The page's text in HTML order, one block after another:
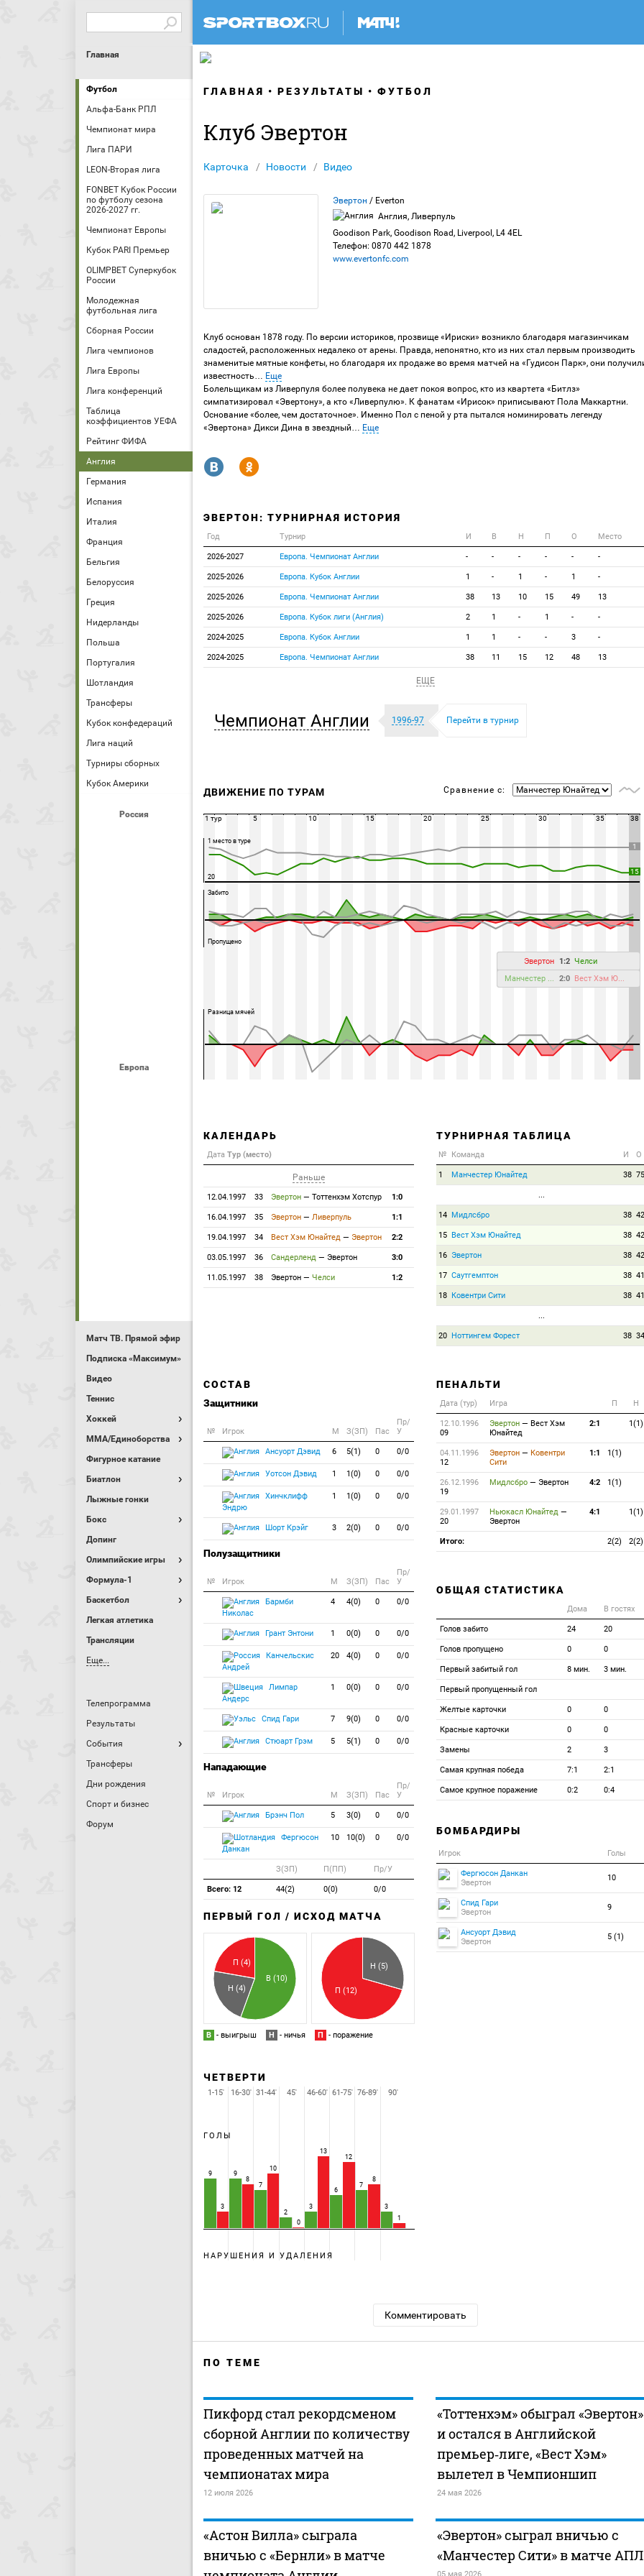
Главная
Футбол
Альфа-Банк РПЛ
Чемпионат мира
Лига ПАРИ
LEON-Вторая лига
FONBET Кубок России
по футболу сезона
2026-2027 гг.
Чемпионат Европы
Кубок PARI Премьер
OLIMPBET Суперкубок
России
Молодежная
футбольная лига
Сборная России
Лига чемпионов
Лига Европы
Лига конференций
Таблица
коэффициентов УЕФА
Рейтинг ФИФА
Англия
Германия
Испания
Италия
Франция
Бельгия
Белоруссия
Греция
Нидерланды
Польша
Португалия
Шотландия
Трансферы
Кубок конфедераций
Лига наций
Турниры сборных
Кубок Америки
Россия
Европа
Матч ТВ. Прямой эфир
Подписка «Максимум»
Видео
Теннис
Хоккей
MMA/Единоборства
Фигурное катание
Биатлон
Лыжные гонки
Бокс
Допинг
Олимпийские игры
Формула-1
Баскетбол
Легкая атлетика
Трансляции
Еще...
Телепрограмма
Результаты
События
Трансферы
Дни рождения
Спорт и бизнес
Форум
ГЛАВНАЯ РЕЗУЛЬТАТЫ ФУТБОЛ
Клуб Эвертон
Карточка Новости Видео
Эвертон / Everton
Англия, Ливерпуль
Goodison Park, Goodison Road, Liverpool, L4 4EL
Телефон: 0870 442 1878
www.evertonfc.com
Клуб основан 1878 году. По версии историков, прозвище «Ириски» возникло благодаря магазинчикам
сладостей, расположенных недалеко от арены. Правда, непонятно, кто из них стал первым производить
знаменитые мятные конфеты, но благодаря их продаже во время матчей на «Гудисон Парк», они
известность… Еще
Болельщикам из Ливерпуля более полувека не дает покоя вопрос, кто из квартета «Битлз»
симпатизировал «Эвертону», а кто «Ливерпулю». К фанатам «Ирисок» приписывают Пола Маккартни.
Основание «более, чем достаточное». Именно Пол с пеной у рта пытался номинировать легенду
«Эвертона» Дикси Дина в звездный… Еще
R Y
ЭВЕРТОН: ТУРНИРНАЯ ИСТОРИЯ
Год Турнир И В Н П О Место
2026-2027 Европа. Чемпионат Англии - - - - - -
2025-2026 Европа. Кубок Англии 1 - 1 - 1 -
2025-2026 Европа. Чемпионат Англии 38 13 10 15 49 13
2025-2026 Европа. Кубок лиги (Англия) 2 1 - 1 - -
2024-2025 Европа. Кубок Англии 1 1 - - 3 -
2024-2025 Европа. Чемпионат Англии 38 11 15 12 48 13
ЕЩЕ
Чемпионат Англии 1996-97 Перейти в турнир
ДВИЖЕНИЕ ПО ТУРАМ Сравнение с:
1
15
1 место в туре
20
Забито
Пропущено
Эвертон 1:2 Челси
Манчестер ...
2:0 Вест Хэм Ю...
Разница мячей
1 тур 5 10 15 20 25 30 35 38
КАЛЕНДАРЬ
Дата Тур (место)
Раньше
12.04.1997 33 Эвертон — Тоттенхэм Хотспур 1:0
16.04.1997 35 Эвертон — Ливерпуль 1:1
19.04.1997 34 Вест Хэм Юнайтед — Эвертон 2:2
03.05.1997 36 Сандерленд — Эвертон 3:0
11.05.1997 38 Эвертон — Челси 1:2
ТУРНИРНАЯ ТАБЛИЦА
№ Команда И О
1 Манчестер Юнайтед 38 75
...
14 Мидлсбро 38 42
15 Вест Хэм Юнайтед 38 42
16 Эвертон 38 42
17 Саутгемптон 38 41
18 Ковентри Сити 38 41
...
20 Ноттингем Форест 38 34
СОСТАВ
Защитники
№ Игрок M З(ЗП) Пас
Пр/
У
Ансуорт Дэвид 6 5(1) 0 0/0
Уотсон Дэвид 1 1(0) 0 0/0
Хинчклифф
Эндрю
1 1(0) 0 0/0
Шорт Крэйг 3 2(0) 0 0/0
Полузащитники
№ Игрок M З(ЗП) Пас
Пр/
У
Бармби
Николас
4 4(0) 0 0/0
Грант Энтони 1 0(0) 0 0/0
Канчельскис
Андрей
20 4(0) 0 0/0
Лимпар
Андерс
1 0(0) 0 0/0
Спид Гари 7 9(0) 0 0/0
Стюарт Грэм 5 5(1) 0 0/0
Нападающие
№ Игрок M З(ЗП) Пас
Пр/
У
Брэнч Пол 5 3(0) 0 0/0
Фергюсон
Данкан
10 10(0) 0 0/0
З(ЗП) П(ПП) Пр/У
Всего: 12 44(2) 0(0) 0/0
ПЕРВЫЙ ГОЛ / ИСХОД МАТЧА
В (10)
Н (4)
П (4) Н (5)
П (12)
Забитый
Пропущенный
В - выигрыш Н - ничья П - поражение
ЧЕТВЕРТИ
ГОЛЫ
9
3
9
8
7
10
2
0
3
13
6
12
7
8
3
1
НАРУШЕНИЯ И УДАЛЕНИЯ
1-15' 16-30' 31-44' 45' 46-60' 61-75' 76-89' 90'
ПЕНАЛЬТИ
Дата (тур) Игра П Н
12.10.1996
09
Эвертон — Вест Хэм
Юнайтед
2:1 1(1)
04.11.1996
12
Эвертон — Ковентри
Сити
1:1 1(1)
26.12.1996
19
Мидлсбро — Эвертон 4:2 1(1)
29.01.1997
20
Ньюкасл Юнайтед —
Эвертон
4:1 1(1)
Итого: 2(2) 2(2)
ОБЩАЯ СТАТИСТИКА
Дома В гостях
Голов забито 24 20
Голов пропущено 0 0
Первый забитый гол 8 мин. 3 мин.
Первый пропущенный гол
Желтые карточки 0 0
Красные карточки 0 0
Замены 2 3
Самая крупная победа 7:1 2:1
Самое крупное поражение 0:2 0:4
БОМБАРДИРЫ
Игрок Голы
Фергюсон Данкан
Эвертон
10
Спид Гари
Эвертон
9
Ансуорт Дэвид
Эвертон
5 (1)
Комментировать
ПО ТЕМЕ
Пикфорд стал рекордсменом
сборной Англии по количеству
проведенных матчей на
чемпионатах мира
12 июля 2026
«Тоттенхэм» обыграл «Эвертон»
и остался в Английской
премьер‑лиге, «Вест Хэм»
вылетел в Чемпионшип
24 мая 2026
«Астон Вилла» сыграла
вничью с «Бернли» в матче
«Эвертон» сыграл вничью с
«Манчестер Сити» в матче АПЛ